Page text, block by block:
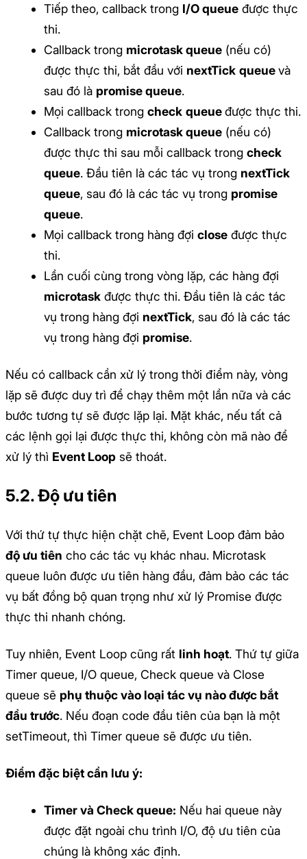
Tiếp theo, callback trong I/O queue được thực
thi.
Callback trong microtask queue (nếu có)
được thực thi, bắt đầu với nextTick queuevà
sau đó là promise queue.
Mọi callback trong check queueđược thực thi.
Callback trong microtask queue (nếu có)
được thực thi sau mỗi callback trong check
queue. Đầu tiên là các tác vụ trong nextTick
queue, sau đó là các tác vụ trong promise
queue.
Mọi callback trong hàng đợi close được thực
thi.
Lần cuối cùng trong vòng lặp, các hàng đợi
microtask được thực thi. Đầu tiên là các tác
vụ trong hàng đợi nextTick, sau đó là các tác
vụ trong hàng đợi promise.
Nếu có callback cần xử lý trong thời điểm này, vòng
lặp sẽ được duy trì để chạy thêm một lần nữa và các
bước tương tự sẽ được lặp lại. Mặt khác, nếu tất cả
các lệnh gọi lại được thực thi, không còn mã nào để
xử lý thì Event Loop sẽ thoát.
5.2. Độ ưu tiên
Với thứ tự thực hiện chặt chẽ, Event Loop đảm bảo
độ ưu tiên cho các tác vụ khác nhau. Microtask
queue luôn được ưu tiên hàng đầu, đảm bảo các tác
vụ bất đồng bộ quan trọng như xử lý Promise được
thực thi nhanh chóng.
Tuy nhiên, Event Loop cũng rất linh hoạt. Thứ tự giữa
Timer queue, I/O queue, Check queue và Close
queue sẽ phụ thuộc vào loại tác vụ nào được bắt
đầu trước. Nếu đoạn code đầu tiên của bạn là một
setTimeout, thì Timer queue sẽ được ưu tiên.
Điểm đặc biệt cần lưu ý:
Timer và Check queue: Nếu hai queue này
được đặt ngoài chu trình I/O, độ ưu tiên của
chúng là không xác định.